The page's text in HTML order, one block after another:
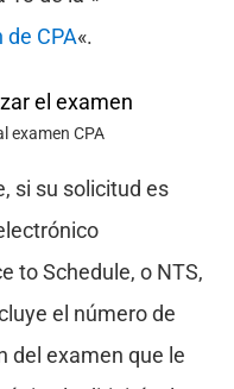
CPA«.
examen CPA
si su solicitud es
to Schedule, o NTS,
el número de
del examen que le